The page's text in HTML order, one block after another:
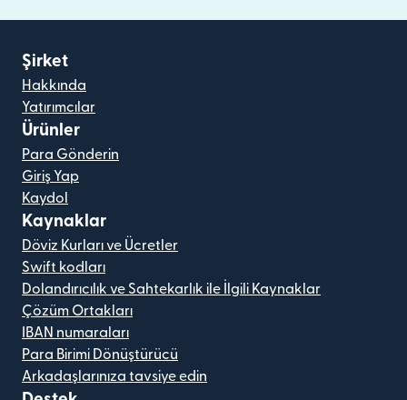
Şirket
Hakkında
Yatırımcılar
Ürünler
Para Gönderin
Giriş Yap
Kaydol
Kaynaklar
Döviz Kurları ve Ücretler
Swift kodları
Dolandırıcılık ve Sahtekarlık ile İlgili Kaynaklar
Çözüm Ortakları
IBAN numaraları
Para Birimi Dönüştürücü
Arkadaşlarınıza tavsiye edin